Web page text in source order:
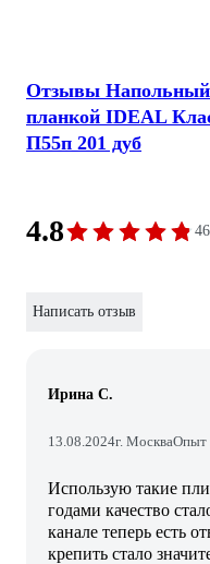
Отзывы Напольный
планкой IDEAL
П55п 201 дуб
4.8
Написать отзыв
Ирина С.
13.08.2024г. МоскваОпыт
Использую такие
годами качество
канале теперь есть
крепить стало